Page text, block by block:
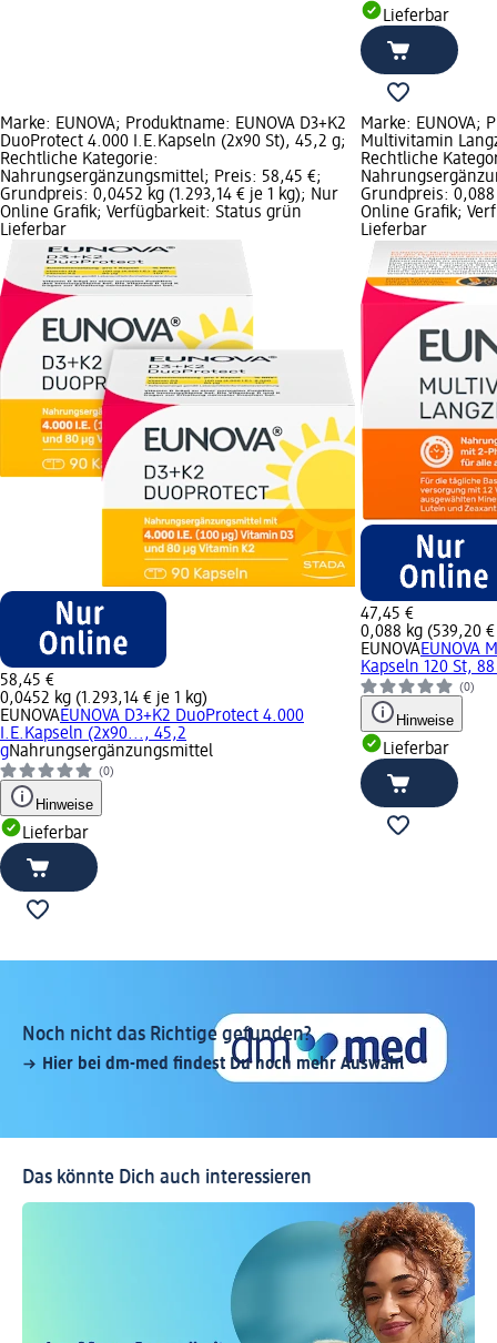
Lieferbar
Marke: EUNOVA; Produktname: EUNOVA D3+K2
DuoProtect 4.000 I.E.Kapseln (2x90 St), 45,2 g;
Rechtliche Kategorie:
Nahrungsergänzungsmittel; Preis: 58,45 €;
Grundpreis: 0,0452 kg (1.293,14 € je 1 kg); Nur
Online Grafik; Verfügbarkeit: Status grün
Lieferbar
58,45 €
0,0452 kg (1.293,14 € je 1 kg)
EUNOVAEUNOVA D3+K2 DuoProtect 4.000
I.E.Kapseln (2x90..., 45,2
gNahrungsergänzungsmittel
(0)
Hinweise
Lieferbar
Marke: EUNOVA;
Multivitamin
Rechtliche
Grundpreis:
Online Grafik;
Lieferbar
47,45 €
0,088 kg (539,20
EUNOVAEUNOVA
Kapseln 120 St,
(0)
Hinweise
Lieferbar
Noch nicht das Richtige gefunden?
Hier bei dm-med findest Du noch mehr Auswahl
Das könnte Dich auch interessieren